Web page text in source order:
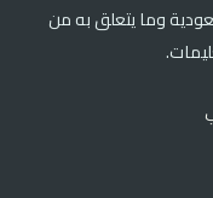
وما يتعلق به من